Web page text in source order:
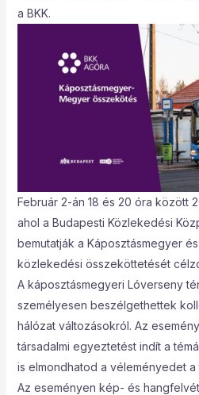
a BKK.
Február 2-án 18 és 20 óra között
ahol a Budapesti Közlekedési
bemutatják a Káposztásmegyer
közlekedési összeköttetését
A káposztásmegyeri Lóverseny
személyesen beszélgethettek
hálózat változásokról. Az
társadalmi egyeztetést indít a
is elmondhatod a véleményedet
Az eseményen kép- és